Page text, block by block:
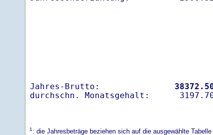
Jahres-Brutto:
1: die Jahresbeträge beziehen sich auf die ausgewählte Tabelle